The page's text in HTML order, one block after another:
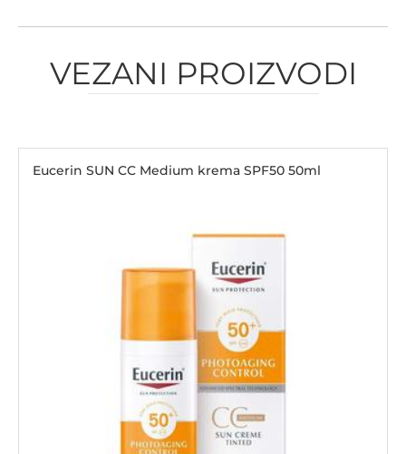
VEZANI PROIZVODI
Eucerin SUN CC Medium krema SPF50 50ml